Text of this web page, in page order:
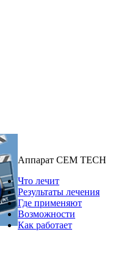
Аппарат CEM TECH
Что лечит
Результаты лечения
Где применяют
Возможности
Как работает